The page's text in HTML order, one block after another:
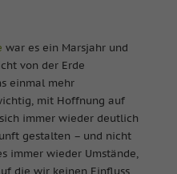
war es ein Marsjahr und
von der Erde
einmal mehr
mit Hoffnung auf
immer wieder deutlich
gestalten – und nicht
immer wieder Umstände,
die wir keinen Einfluss